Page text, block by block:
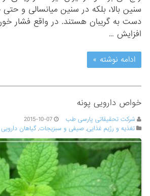
سنین بالا، بلکه در سنین میانسالی و
دست به گریبان هستند. در واقع فشار
افزایش …
ادامه نوشته »
خواص دارویی پونه
شرکت تحقیقاتی پارسی طب
2015-10-07
تغذیه و رژیم غذایی,صیفی و سبزیجات,گیاهان دارویی